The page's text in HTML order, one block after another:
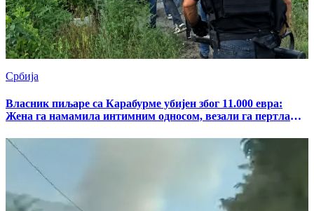
Србија
Власник пиљаре са Карабурме убијен због 11.000 евра:
Жена га намамила интимним односом, везали га пертлама,